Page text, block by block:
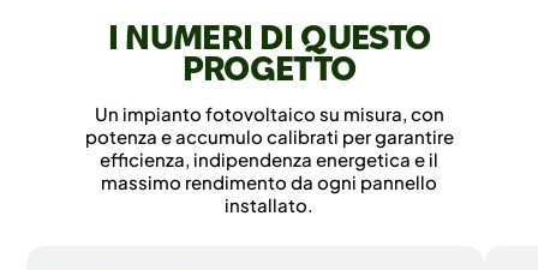
I NUMERI DI QUESTO
PROGETTO
Un impianto fotovoltaico su misura, con
potenza e accumulo calibrati per garantire
efficienza, indipendenza energetica e il
massimo rendimento da ogni pannello
installato.